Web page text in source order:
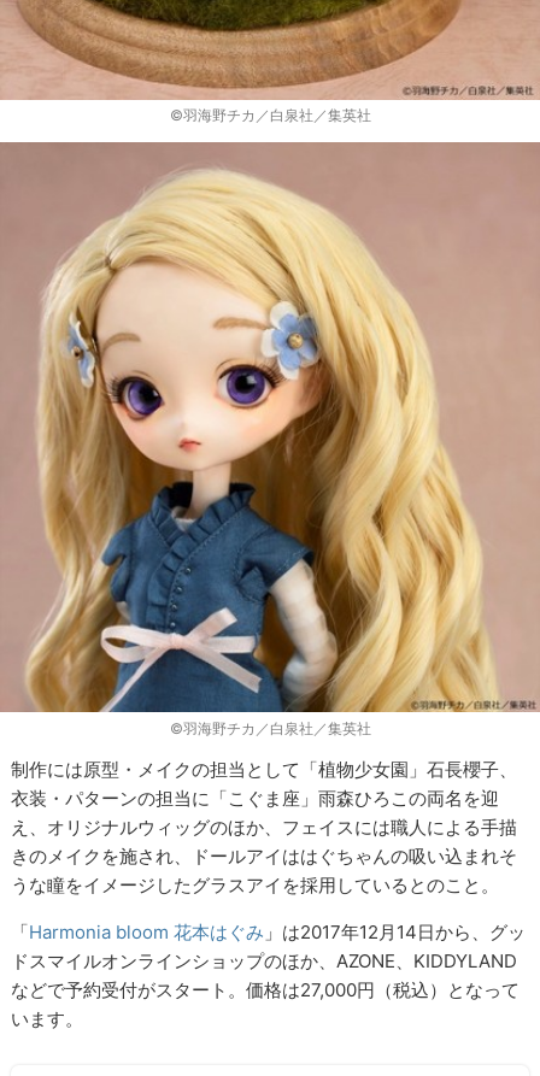
©羽海野チカ／白泉社／集英社
©羽海野チカ／白泉社／集英社
制作には原型・メイクの担当として「植物少女園」石長櫻子、
衣装・パターンの担当に「こぐま座」雨森ひろこの両名を迎
え、オリジナルウィッグのほか、フェイスには職人による手描
きのメイクを施され、ドールアイははぐちゃんの吸い込まれそ
うな瞳をイメージしたグラスアイを採用しているとのこと。
「Harmonia bloom 花本はぐみ 」は2017年12月14日から、グッ
ドスマイルオンラインショップのほか、AZONE、KIDDYLAND
などで予約受付がスタート。価格は27,000円（税込）となって
います。